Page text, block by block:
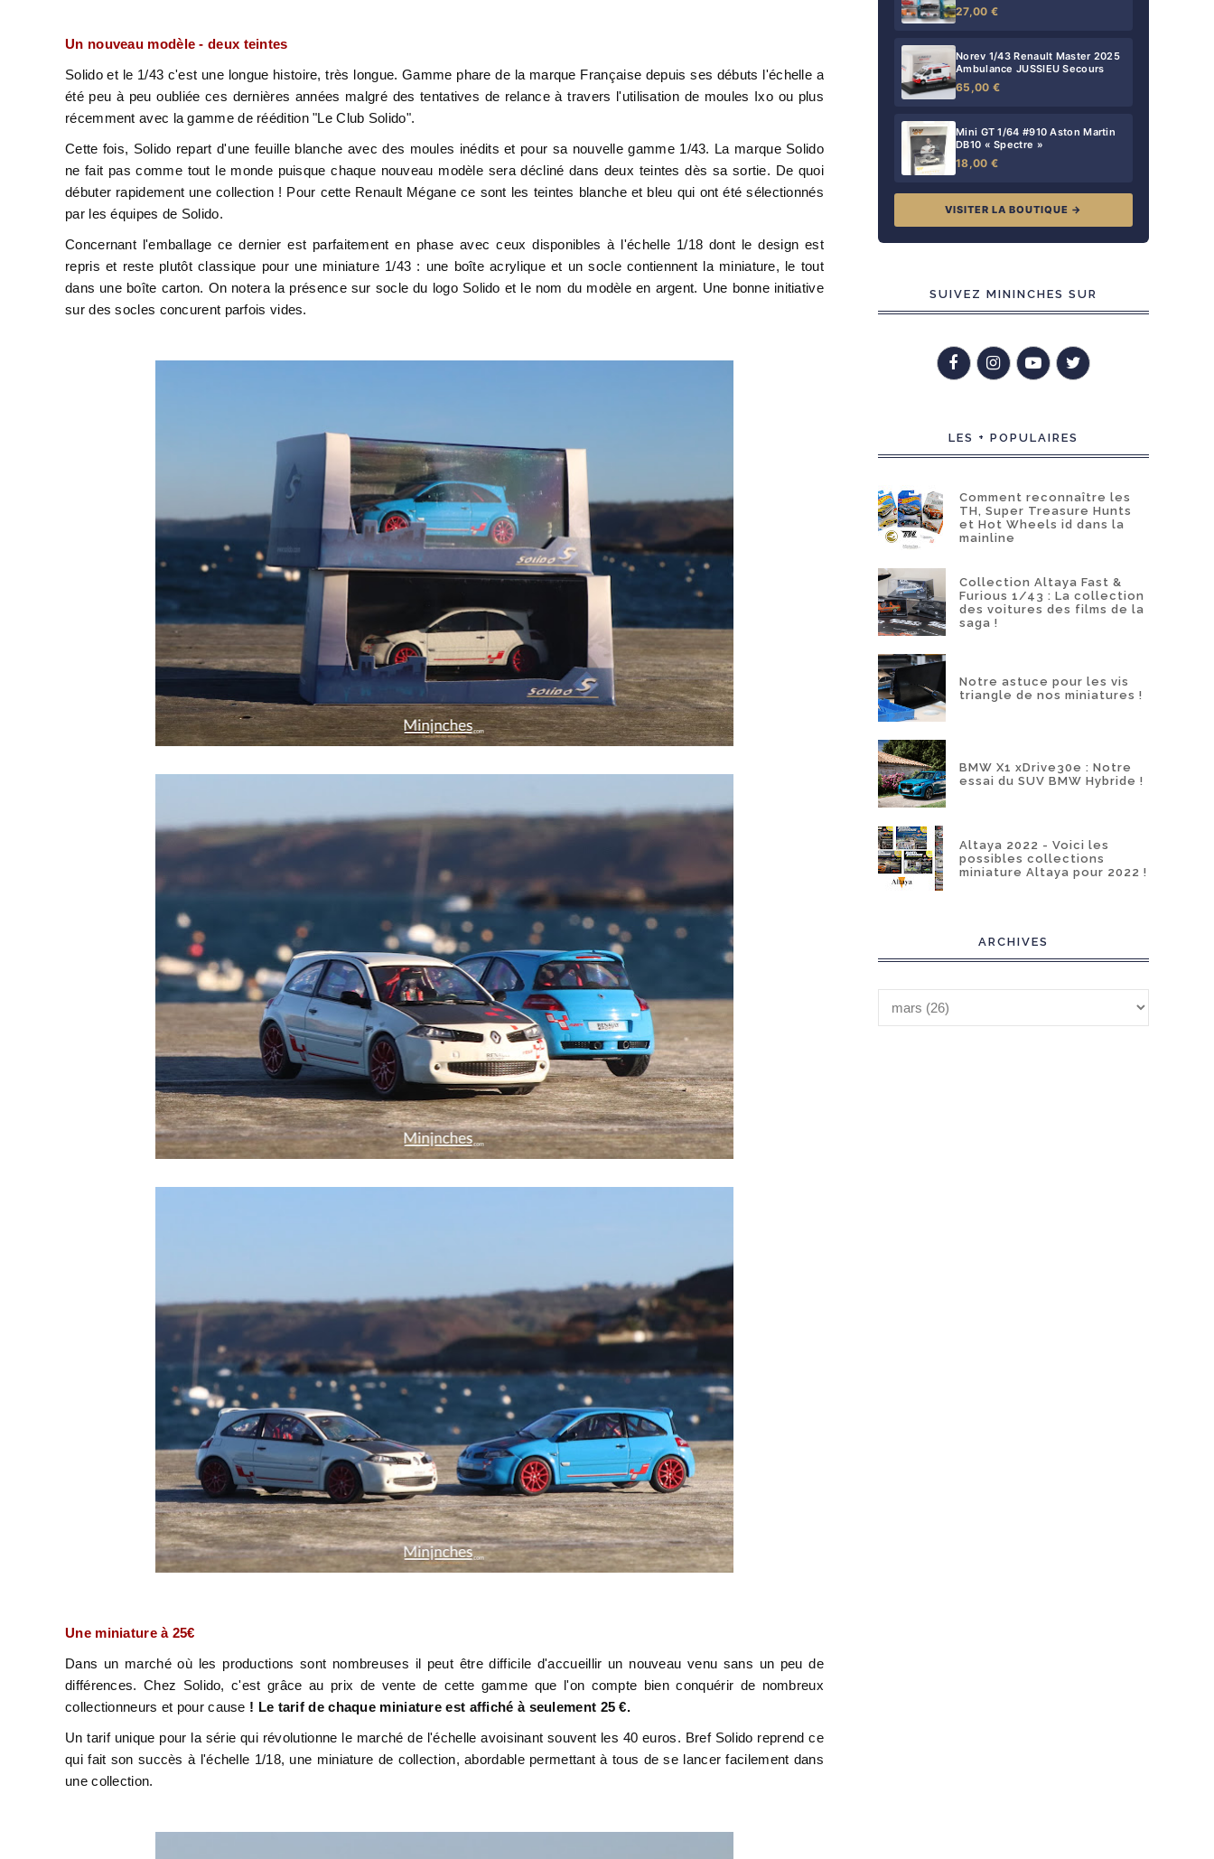
Un nouveau modèle - deux teintes
Solido et le 1/43 c'est une longue histoire, très longue. Gamme phare de la marque Française depuis ses débuts l'échelle a
été peu à peu oubliée ces dernières années malgré des tentatives de relance à travers l'utilisation de moules Ixo ou plus
récemment avec la gamme de réédition "Le Club Solido".
Cette fois, Solido repart d'une feuille blanche avec des moules inédits et pour sa nouvelle gamme 1/43. La marque Solido
ne fait pas comme tout le monde puisque chaque nouveau modèle sera décliné dans deux teintes dès sa sortie. De quoi
débuter rapidement une collection ! Pour cette Renault Mégane ce sont les teintes blanche et bleu qui ont été sélectionnés
par les équipes de Solido.
Concernant l'emballage ce dernier est parfaitement en phase avec ceux disponibles à l'échelle 1/18 dont le design est
repris et reste plutôt classique pour une miniature 1/43 : une boîte acrylique et un socle contiennent la miniature, le tout
dans une boîte carton. On notera la présence sur socle du logo Solido et le nom du modèle en argent. Une bonne initiative
sur des socles concurent parfois vides.
Une miniature à 25€
Dans un marché où les productions sont nombreuses il peut être difficile d'accueillir un nouveau venu sans un peu de
différences. Chez Solido, c'est grâce au prix de vente de cette gamme que l'on compte bien conquérir de nombreux
collectionneurs et pour cause ! Le tarif de chaque miniature est affiché à seulement 25 €.
Un tarif unique pour la série qui révolutionne le marché de l'échelle avoisinant souvent les 40 euros. Bref Solido reprend ce
qui fait son succès à l'échelle 1/18, une miniature de collection, abordable permettant à tous de se lancer facilement dans
une collection.
27,00 €
Norev 1/43 Renault Master 2025
Ambulance JUSSIEU Secours
65,00 €
Mini GT 1/64 #910 Aston Martin
DB10 « Spectre »
18,00 €
VISITER LA BOUTIQUE →
SUIVEZ MININCHES SUR
LES + POPULAIRES
Comment reconnaître les
TH, Super Treasure Hunts
et Hot Wheels id dans la
mainline
Collection Altaya Fast &
Furious 1/43 : La collection
des voitures des films de la
saga !
Notre astuce pour les vis
triangle de nos miniatures !
BMW X1 xDrive30e : Notre
essai du SUV BMW Hybride !
Altaya 2022 - Voici les
possibles collections
miniature Altaya pour 2022 !
ARCHIVES